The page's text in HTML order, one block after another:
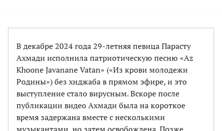
В декабре 2024 года 29-летняя певица Парасту
Ахмади исполнила патриотическую песню «Az
Khoone Javanane Vatan» («Из крови молодежи
Родины») без хиджаба в прямом эфире, и это
выступление стало вирусным. Вскоре после
публикации видео Ахмади была на короткое
время задержана вместе с несколькими